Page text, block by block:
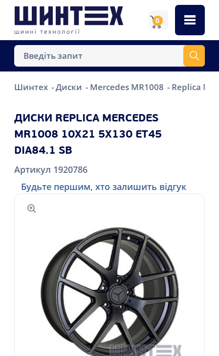
0
Шинтех Диски Mercedes MR1008 Replica
ДИСКИ REPLICA MERCEDES
MR1008 10X21 5X130 ET45
DIA84.1 SB
Артикул 1920786
Будьте першим, хто залишить відгук